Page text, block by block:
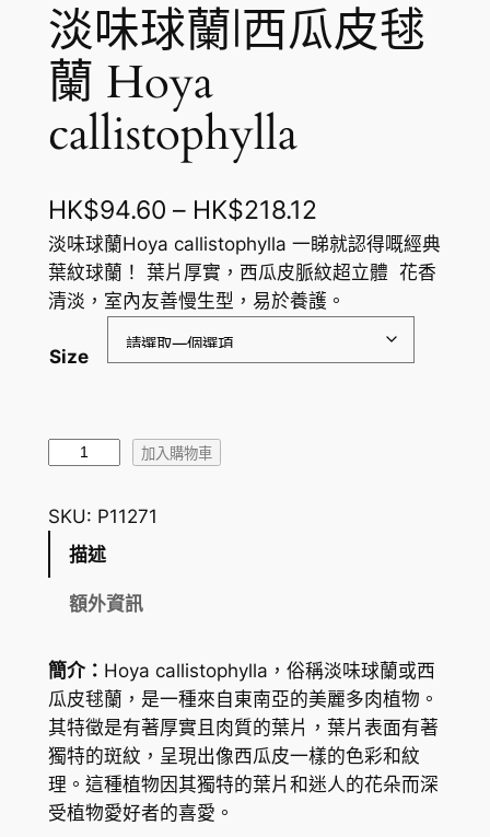
淡味球蘭|西瓜皮毬
蘭 Hoya
callistophylla
HK$94.60 – HK$218.12價
格
範
圍
：
0
到
H
K
淡味球蘭Hoya callistophylla 一睇就認得嘅經典
葉紋球蘭！ 葉片厚實，西瓜皮脈紋超立體 花香
清淡，室內友善慢生型，易於養護。
Size
球
蘭
毬
蘭
H
o
y
a
加入購物車
SKU: P11271
描述
額外資訊
簡介： Hoya callistophylla，俗稱淡味球蘭或西
瓜皮毬蘭，是一種來自東南亞的美麗多肉植物。
其特徵是有著厚實且肉質的葉片，葉片表面有著
獨特的斑紋，呈現出像西瓜皮一樣的色彩和紋
理。這種植物因其獨特的葉片和迷人的花朵而深
受植物愛好者的喜愛。